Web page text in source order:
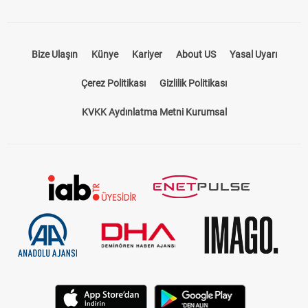
Bize Ulaşın Künye Kariyer About US Yasal Uyarı
Çerez Politikası Gizlilik Politikası
KVKK Aydınlatma Metni Kurumsal